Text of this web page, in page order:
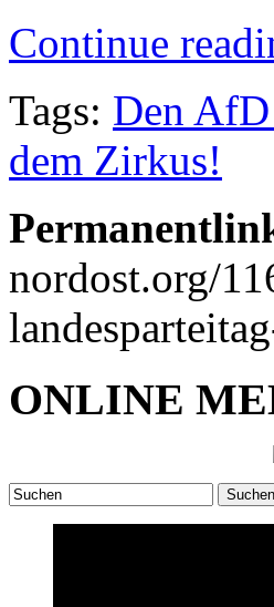
Continue
Tags: Den
dem Zirkus!
nordost.org/
ONLINE
Suchen